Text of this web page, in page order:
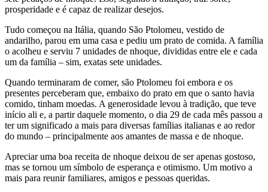
prosperidade e é capaz de realizar desejos.
Tudo começou na Itália, quando São Ptolomeu, vestido de
andarilho, parou em uma casa e pediu um prato de comida. A família
o acolheu e serviu 7 unidades de nhoque, divididas entre ele e cada
um da família – sim, exatas sete unidades.
Quando terminaram de comer, são Ptolomeu foi embora e os
presentes perceberam que, embaixo do prato em que o santo havia
comido, tinham moedas. A generosidade levou à tradição, que teve
início ali e, a partir daquele momento, o dia 29 de cada mês passou a
ter um significado a mais para diversas famílias italianas e ao redor
do mundo – principalmente aos amantes de massa e de nhoque.
Apreciar uma boa receita de nhoque deixou de ser apenas gostoso,
mas se tornou um símbolo de esperança e otimismo. Um motivo a
mais para reunir familiares, amigos e pessoas queridas.